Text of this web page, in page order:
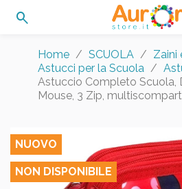
search
Home SCUOLA
Zaini
Astucci per la Scuola
Astuccio Completo Scuola,
Mouse, 3 Zip,
NUOVO
NON DISPONIBILE